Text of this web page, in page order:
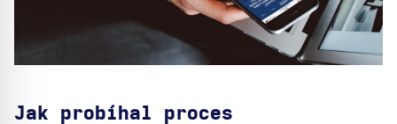
Jak probíhal proces